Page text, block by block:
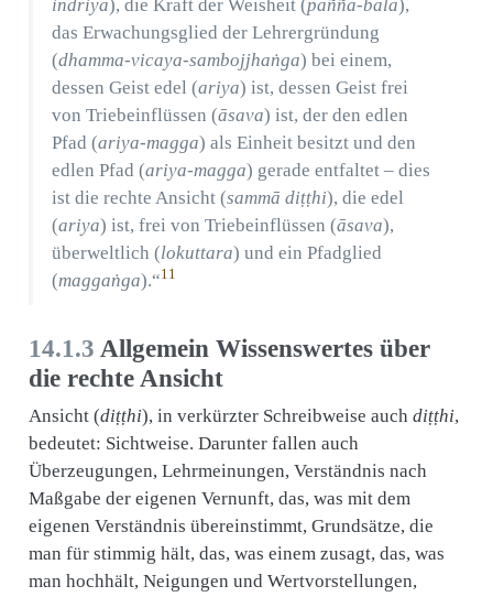
indriya), die Kraft der Weisheit (paññā-bala),
das Erwachungsglied der Lehrergründung
(dhamma-vicaya-sambojjhaṅga) bei einem,
dessen Geist edel (ariya) ist, dessen Geist frei
von Triebeinflüssen (āsava) ist, der den edlen
Pfad (ariya-magga) als Einheit besitzt und den
edlen Pfad (ariya-magga) gerade entfaltet – dies
ist die rechte Ansicht (sammā diṭṭhi), die edel
(ariya) ist, frei von Triebeinflüssen (āsava),
überweltlich (lokuttara) und ein Pfadglied
(maggaṅga).“11
14.1.3 Allgemein Wissenswertes über
die rechte Ansicht
Ansicht (diṭṭhi), in verkürzter Schreibweise auch diṭṭhi,
bedeutet: Sichtweise. Darunter fallen auch
Überzeugungen, Lehrmeinungen, Verständnis nach
Maßgabe der eigenen Vernunft, das, was mit dem
eigenen Verständnis übereinstimmt, Grundsätze, die
man für stimmig hält, das, was einem zusagt, das, was
man hochhält, Neigungen und Wertvorstellungen,